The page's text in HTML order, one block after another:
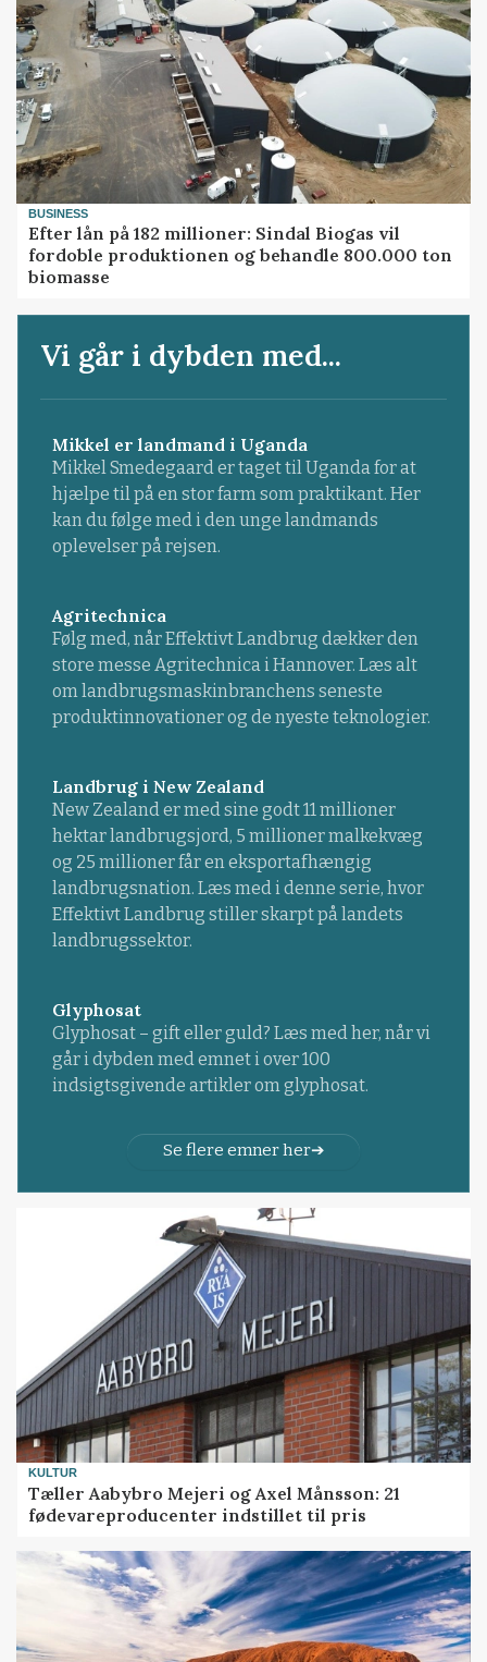
BUSINESS
Efter lån på 182 millioner: Sindal Biogas vil
fordoble produktionen og behandle 800.000 ton
biomasse
Vi går i dybden med...
Mikkel er landmand i Uganda
Mikkel Smedegaard er taget til Uganda for at
hjælpe til på en stor farm som praktikant. Her
kan du følge med i den unge landmands
oplevelser på rejsen.
Agritechnica
Følg med, når Effektivt Landbrug dækker den
store messe Agritechnica i Hannover. Læs alt
om landbrugsmaskinbranchens seneste
produktinnovationer og de nyeste teknologier.
Landbrug i New Zealand
New Zealand er med sine godt 11 millioner
hektar landbrugsjord, 5 millioner malkekvæg
og 25 millioner får en eksportafhængig
landbrugsnation. Læs med i denne serie, hvor
Effektivt Landbrug stiller skarpt på landets
landbrugssektor.
Glyphosat
Glyphosat – gift eller guld? Læs med her, når vi
går i dybden med emnet i over 100
indsigtsgivende artikler om glyphosat.
Se flere emner her
KULTUR
Tæller Aabybro Mejeri og Axel Månsson: 21
fødevareproducenter indstillet til pris